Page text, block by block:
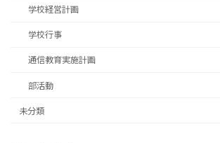
学校経営計画
学校行事
通信教育実施計画
部活動
未分類